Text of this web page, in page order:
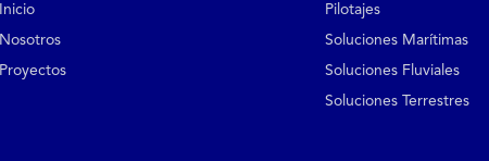
Inicio
Nosotros
Proyectos
Pilotajes
Soluciones Marítimas
Soluciones Fluviales
Soluciones Terrestres